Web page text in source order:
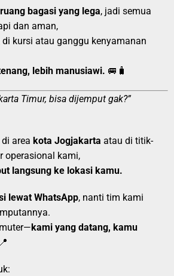
ruang bagasi yang lega, jadi semua
dan aman,
kursi atau ganggu kenyamanan
lebih manusiawi. 🚐🧳
Timur, bisa dijemput gak?”
area kota Jogjakarta atau di titik-
operasional kami,
langsung ke lokasi kamu.
lewat WhatsApp, nanti tim kami
kami yang datang, kamu